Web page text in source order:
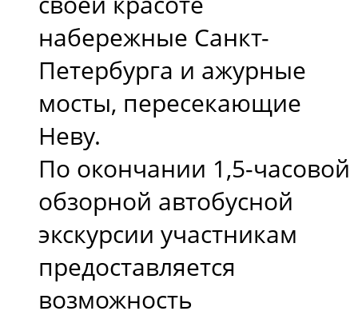
набережные Санкт-
Петербурга и ажурные
мосты, пересекающие
Неву.
По окончании 1,5-часовой
обзорной автобусной
экскурсии участникам
предоставляется
возможность